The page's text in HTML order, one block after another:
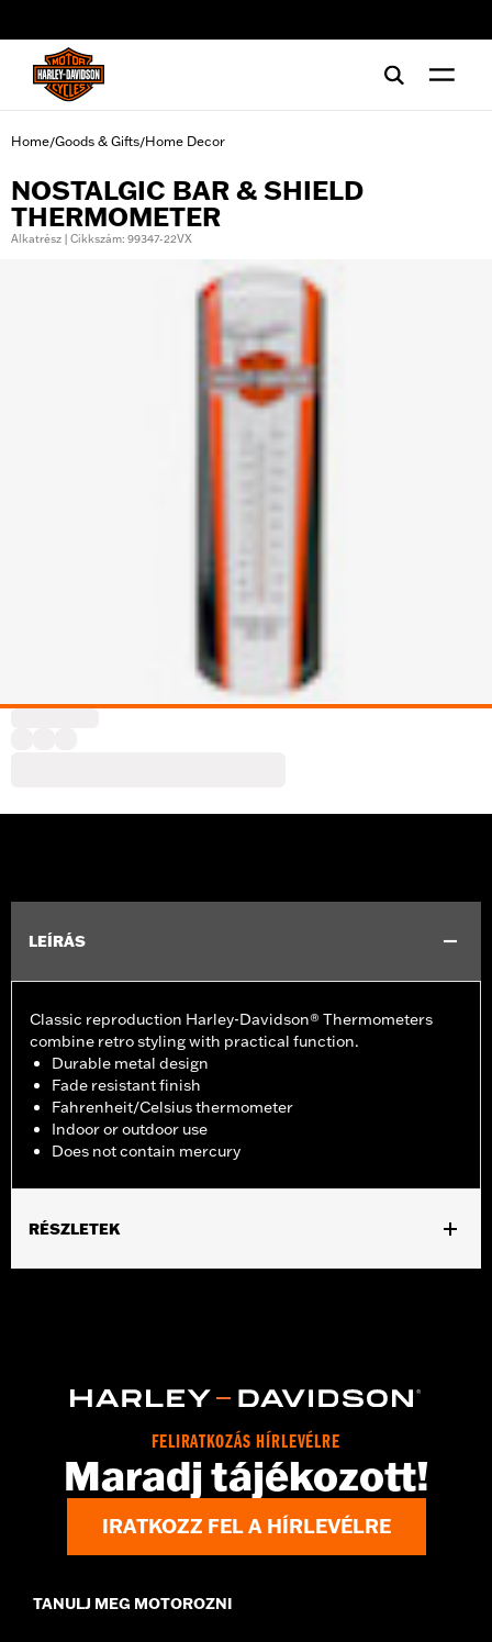
Home/Goods & Gifts/Home Decor
NOSTALGIC BAR & SHIELD
THERMOMETER
Alkatrész | Cikkszám: 99347-22VX
LEÍRÁS
Classic reproduction Harley-Davidson® Thermometers
combine retro styling with practical function.
Durable metal design
Fade resistant finish
Fahrenheit/Celsius thermometer
Indoor or outdoor use
Does not contain mercury
RÉSZLETEK
FELIRATKOZÁS HÍRLEVÉLRE
Maradj tájékozott!
IRATKOZZ FEL A HÍRLEVÉLRE
TANULJ MEG MOTOROZNI